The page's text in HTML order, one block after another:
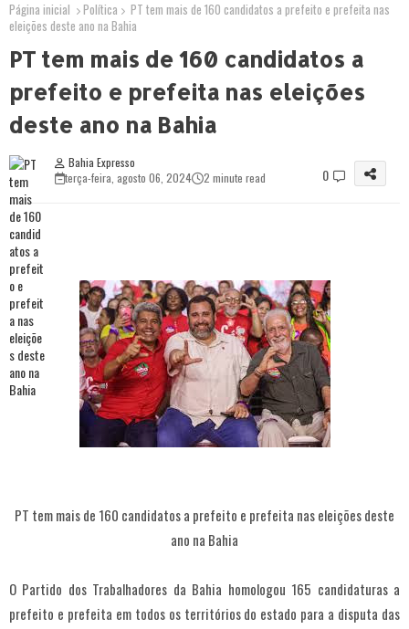
Página inicial Política
PT tem mais de 160 candidatos a prefeito e prefeita nas
eleições deste ano na Bahia
PT tem mais de 160 candidatos a
prefeito e prefeita nas eleições
deste ano na Bahia
Bahia Expresso
terça-feira, agosto 06, 2024
2 minute read 0
PT tem mais de 160 candidatos a prefeito e prefeita nas eleições deste
ano na Bahia
O Partido dos Trabalhadores da Bahia homologou 165 candidaturas a
prefeito e prefeita em todos os territórios do estado para a disputa das